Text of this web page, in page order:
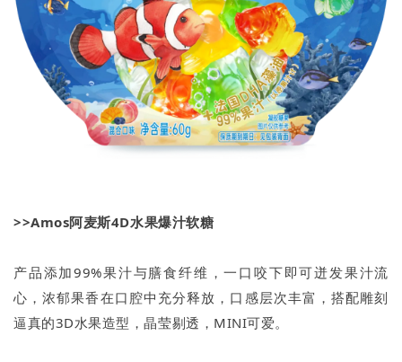
>>Amos阿麦斯4D水果爆汁软糖
产品添加99%果汁与膳食纤维，一口咬下即可迸发果汁流
心，浓郁果香在口腔中充分释放，口感层次丰富，搭配雕刻
逼真的3D水果造型，晶莹剔透，MINI可爱。